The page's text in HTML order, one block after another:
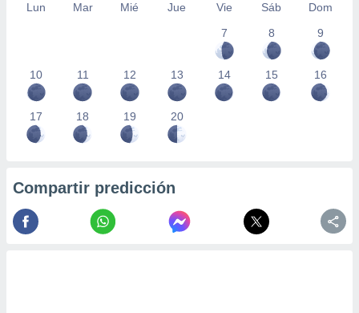
Lun Mar Mié Jue Vie Sáb
Dom
7
8 9
10 11 12 13 14 15 16
17 18 19 20
Compartir predicción